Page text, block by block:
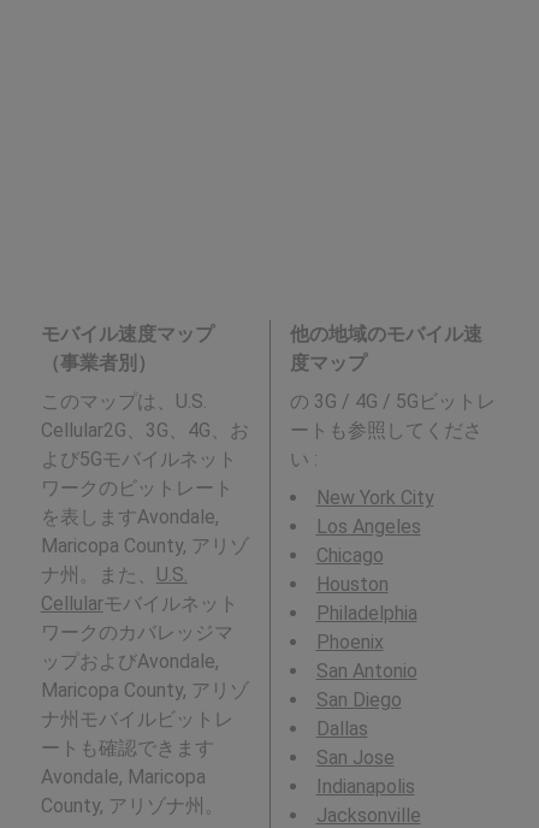
モバイル速度マップ
（事業者別）
このマップは、U.S.
Cellular2G、3G、4G、お
よび5Gモバイルネット
ワークのビットレート
を表しますAvondale,
Maricopa County, アリゾ
ナ州。また、 U.S.
Cellularモバイルネット
ワークのカバレッジマ
ップおよびAvondale,
Maricopa County, アリゾ
ナ州モバイルビットレ
ートも確認できます
Avondale, Maricopa
County, アリゾナ州。
他の地域のモバイル速
度マップ
の 3G / 4G / 5Gビットレ
ートも参照してくださ
い :
New York City
Los Angeles
Chicago
Houston
Philadelphia
Phoenix
San Antonio
San Diego
Dallas
San Jose
Indianapolis
Jacksonville